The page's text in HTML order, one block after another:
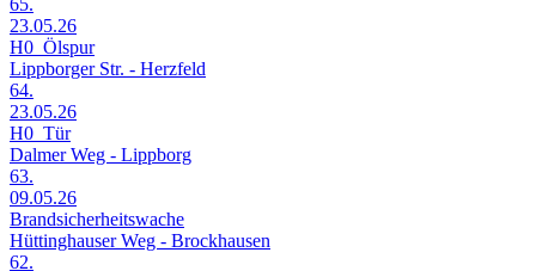
23.05.26
H0_Ölspur
Lippborger Str. - Herzfeld
64.
23.05.26
H0_Tür
Dalmer Weg - Lippborg
63.
09.05.26
Brandsicherheitswache
Hüttinghauser Weg - Brockhausen
62.